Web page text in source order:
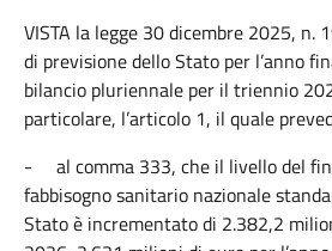
VISTA la legge 30 dicembre 2025, n.
di previsione dello Stato per l’anno
bilancio pluriennale per il triennio
particolare, l’articolo 1, il quale
- al comma 333, che il livello del
fabbisogno sanitario nazionale
Stato è incrementato di 2.382,2